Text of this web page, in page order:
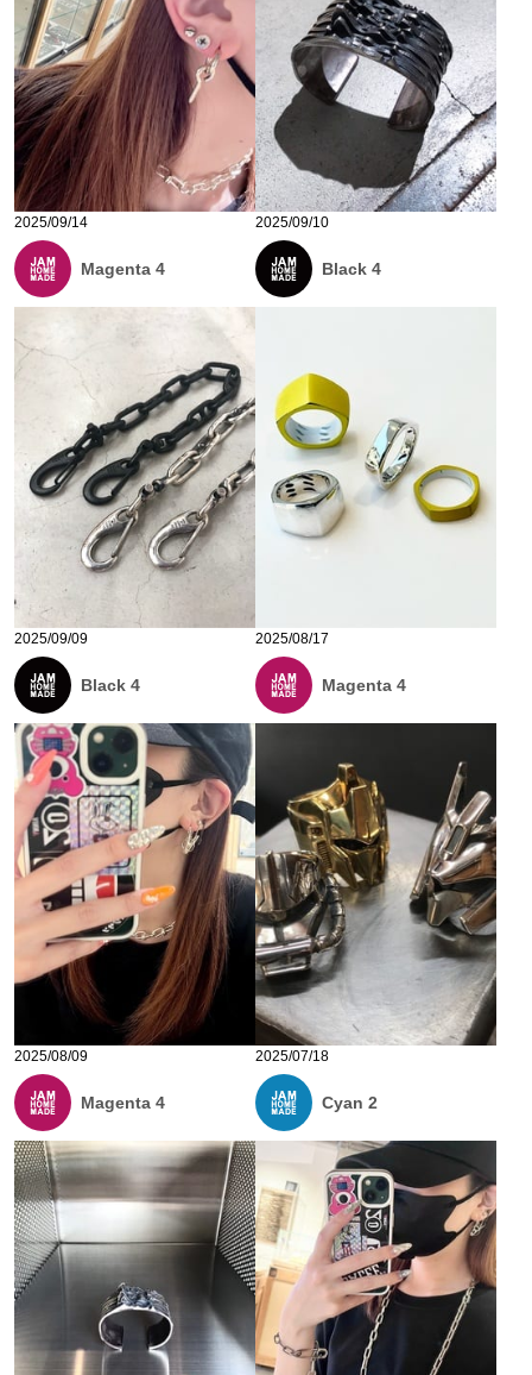
2025/09/14
Magenta 4
2025/09/10
Black 4
2025/09/09
Black 4
2025/08/17
Magenta 4
2025/08/09
Magenta 4
2025/07/18
Cyan 2